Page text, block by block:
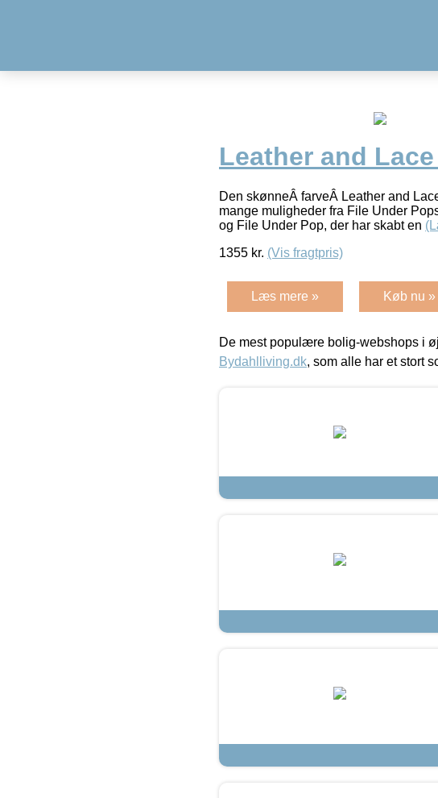
Leather and
Den skønneÂ farveÂ Leather and
mange muligheder fra File Under
og File Under Pop, der har skabt en
1355 kr. (Vis fragtpris)
Læs mere » Køb nu »
De mest populære bolig-webshops i
Bydahlliving.dk, som alle har et stort